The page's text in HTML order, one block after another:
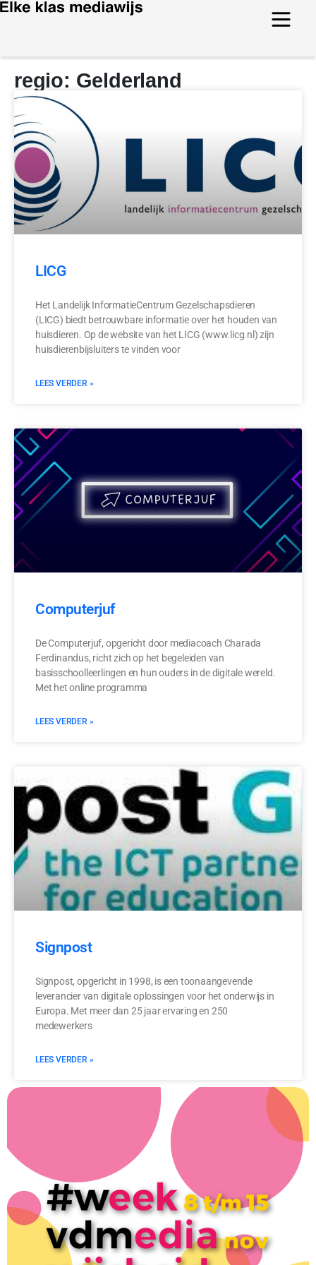
regio: Gelderland
LICG
Het Landelijk InformatieCentrum Gezelschapsdieren
(LICG) biedt betrouwbare informatie over het houden van
huisdieren. Op de website van het LICG (www.licg.nl) zijn
huisdierenbijsluiters te vinden voor
LEES VERDER »
Computerjuf
De Computerjuf, opgericht door mediacoach Charada
Ferdinandus, richt zich op het begeleiden van
basisschoolleerlingen en hun ouders in de digitale wereld.
Met het online programma
LEES VERDER »
Signpost
Signpost, opgericht in 1998, is een toonaangevende
leverancier van digitale oplossingen voor het onderwijs in
Europa. Met meer dan 25 jaar ervaring en 250
medewerkers
LEES VERDER »